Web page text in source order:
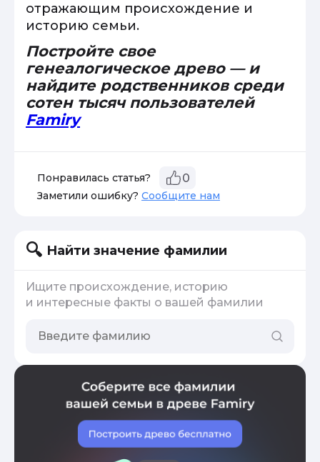
отражающим происхождение и
историю семьи.
Постройте свое
генеалогическое древо — и
найдите родственников среди
сотен тысяч пользователей
Famiry
Понравилась статья? 0
Заметили ошибку? Сообщите нам
Найти значение фамилии
Ищите происхождение, историю
и интересные факты о вашей фамилии